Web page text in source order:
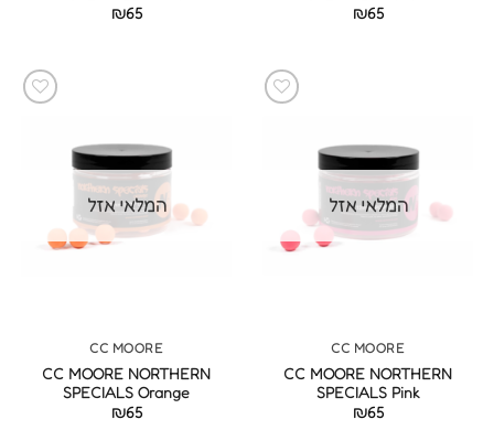
₪65
₪65
המלאי אזל
CC MOORE
CC MOORE NORTHERN
SPECIALS Pink
₪65
המלאי אזל
CC MOORE
CC MOORE NORTHERN
SPECIALS Orange
₪65